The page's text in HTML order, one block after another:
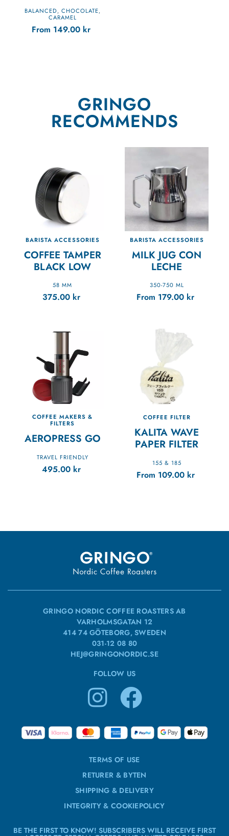
BALANCED, CHOCOLATE,
CARAMEL
From 149.00 kr
GRINGO
RECOMMENDS
BARISTA ACCESSORIES
COFFEE TAMPER
BLACK LOW
58 MM
375.00 kr
BARISTA ACCESSORIES
MILK JUG CON
LECHE
350-750 ML
From 179.00 kr
COFFEE MAKERS &
FILTERS
AEROPRESS GO
TRAVEL FRIENDLY
495.00 kr
COFFEE FILTER
KALITA WAVE
PAPER FILTER
155 & 185
From 109.00 kr
GRINGO NORDIC COFFEE ROASTERS AB
VARHOLMSGATAN 12
414 74 GÖTEBORG, SWEDEN
031-12 08 80
HEJ@GRINGONORDIC.SE
FOLLOW US
TERMS OF USE
RETURER & BYTEN
SHIPPING & DELIVERY
INTEGRITY & COOKIEPOLICY
BE THE FIRST TO KNOW! SUBSCRIBERS WILL RECEIVE FIRST